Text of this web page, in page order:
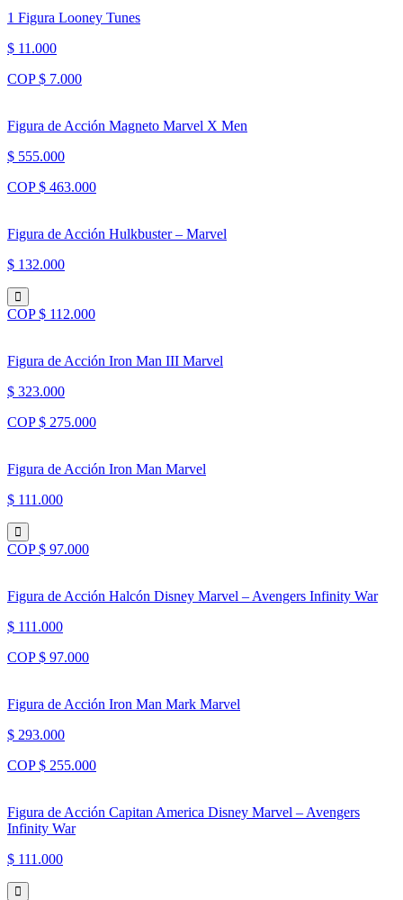
1 Figura Looney Tunes
$ 11.000
COP $ 7.000
Figura de Acción Magneto Marvel X Men
$ 555.000
COP $ 463.000
Figura de Acción Hulkbuster – Marvel
$ 132.000
COP $ 112.000
Figura de Acción Iron Man III Marvel
$ 323.000
COP $ 275.000
Figura de Acción Iron Man Marvel
$ 111.000
COP $ 97.000
Figura de Acción Halcón Disney Marvel – Avengers Infinity War
$ 111.000
COP $ 97.000
Figura de Acción Iron Man Mark Marvel
$ 293.000
COP $ 255.000
Figura de Acción Capitan America Disney Marvel – Avengers
Infinity War
$ 111.000